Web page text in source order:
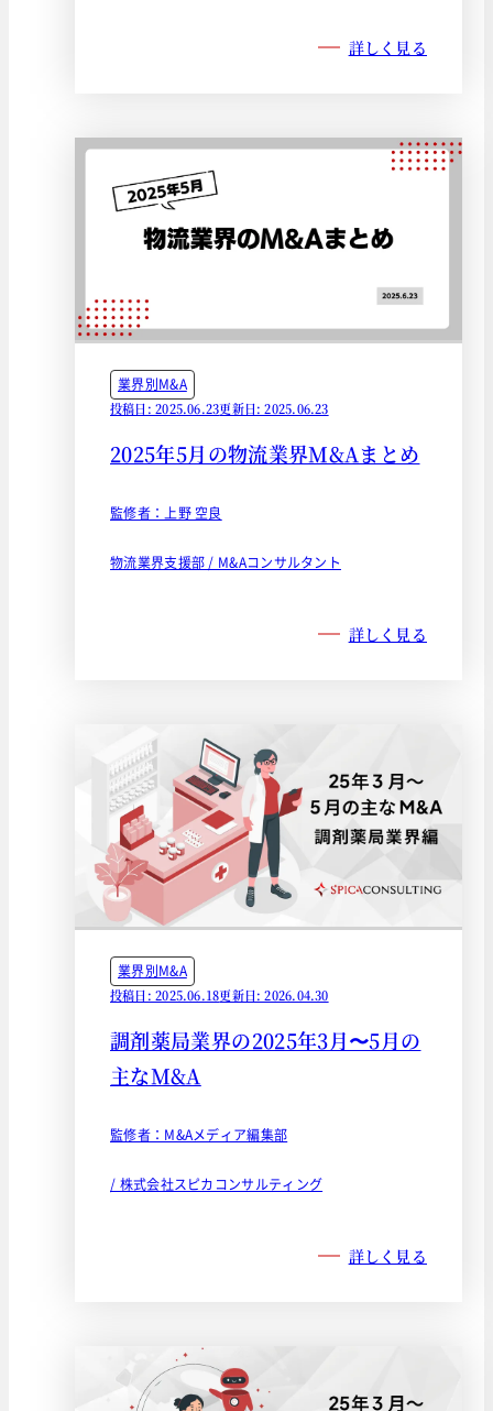
詳しく見る
業界別M&A
投稿日: 2025.06.23更新日: 2025.06.23
2025年5月の物流業界M&Aまとめ
監修者：上野 空良
物流業界支援部 / M&Aコンサルタント
詳しく見る
業界別M&A
投稿日: 2025.06.18更新日: 2026.04.30
調剤薬局業界の2025年3月〜5月の
主なM&A
監修者：M&Aメディア編集部
/ 株式会社スピカコンサルティング
詳しく見る